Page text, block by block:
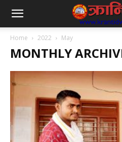
Home 2022 May
MONTHLY